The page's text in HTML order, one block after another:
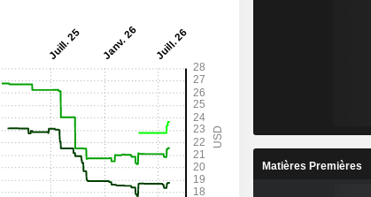
Matières Premières